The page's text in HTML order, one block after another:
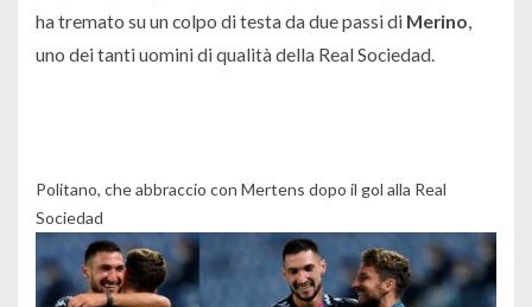
ha tremato su un colpo di testa da due passi di Merino
uno dei tanti uomini di qualità della Real Sociedad.
Politano, che abbraccio con Mertens dopo il gol alla Real
Sociedad